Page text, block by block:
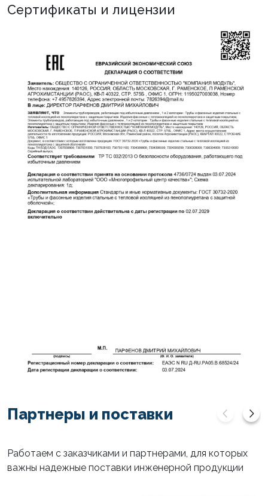
Сертификаты и лицензии
Партнеры и поставки
Работаем с заказчиками и партнерами, для которых
важны надежные поставки инженерной продукции